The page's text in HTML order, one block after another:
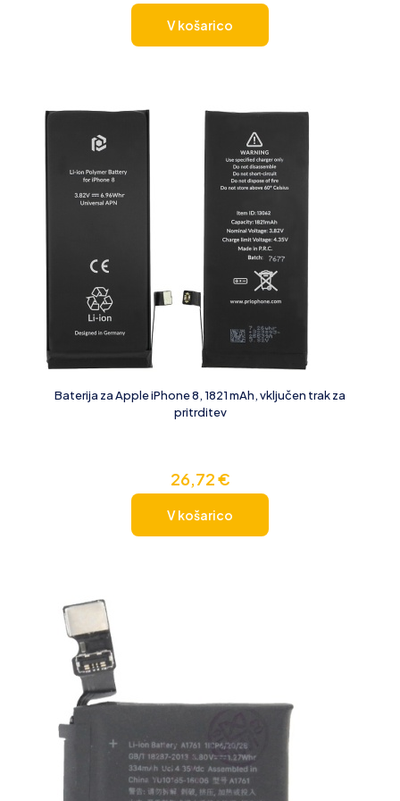
V košarico
Baterija za Apple iPhone 8, 1821 mAh, vključen trak za
pritrditev
26,72€
V košarico